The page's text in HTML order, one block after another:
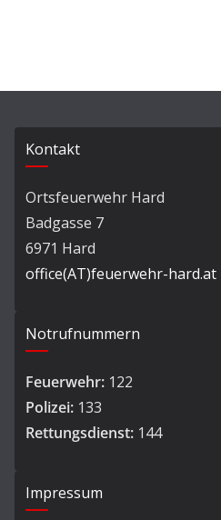
Kontakt
Ortsfeuerwehr Hard
Badgasse 7
6971 Hard
office(AT)feuerwehr-hard.at
Notrufnummern
Feuerwehr: 122
Polizei: 133
Rettungsdienst: 144
Impressum